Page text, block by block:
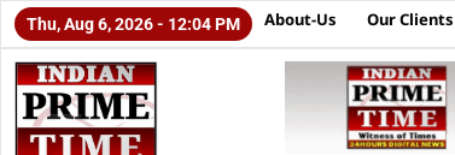
Thu, Aug 6, 2026 - 12:04 PM About-Us Our Clients